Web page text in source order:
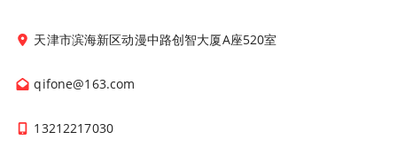
天津市滨海新区动漫中路创智大厦A座520室
qifone@163.com
13212217030